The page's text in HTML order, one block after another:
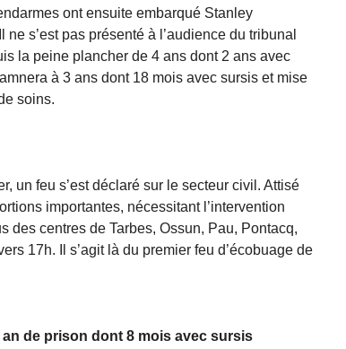
ont ensuite embarqué Stanley
s’est pas présenté à l’audience du tribunal
la peine plancher de 4 ans dont 2 ans avec
à 3 ans dont 18 mois avec sursis et mise
soins.
un feu s’est déclaré sur le secteur civil. Attisé
importantes, nécessitant l’intervention
des centres de Tarbes, Ossun, Pau, Pontacq,
17h. Il s’agit là du premier feu d’écobuage de
de prison dont 8 mois avec sursis